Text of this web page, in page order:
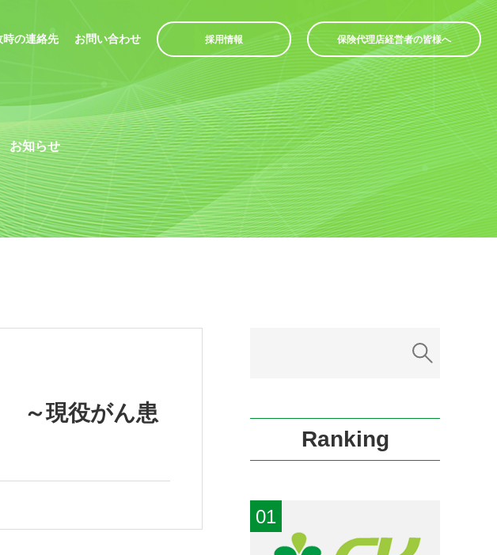
時の連絡先 お問い合わせ 採用情報 保険代理店経営者の皆様へ
お知らせ
～現役がん患
Ranking